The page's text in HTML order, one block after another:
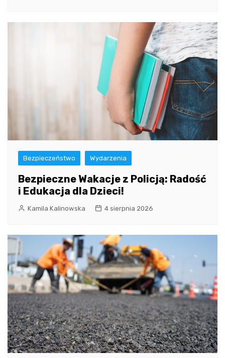
Bezpieczeństwo Wydarzenia
Bezpieczne Wakacje z Policją: Radość
i Edukacja dla Dzieci!
Kamila Kalinowska 4 sierpnia 2026